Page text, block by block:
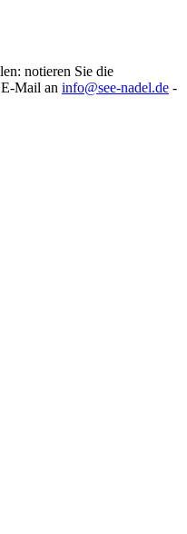
notieren Sie die
Mail an info@see-nadel.de -